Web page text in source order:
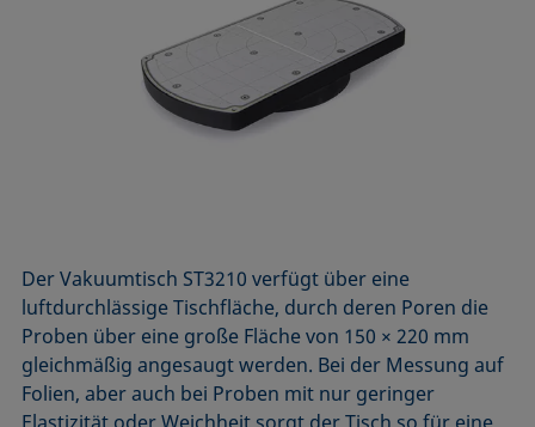
Der Vakuumtisch ST3210 verfügt über eine
luftdurchlässige Tischfläche, durch deren Poren die
Proben über eine große Fläche von 150 × 220 mm
gleichmäßig angesaugt werden. Bei der Messung auf
Folien, aber auch bei Proben mit nur geringer